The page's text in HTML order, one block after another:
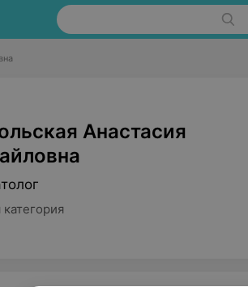
Анастасия